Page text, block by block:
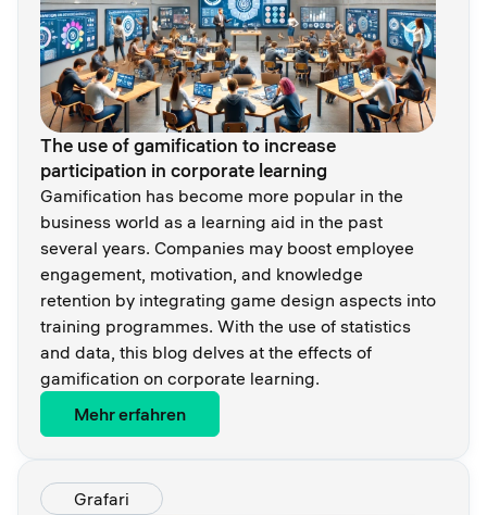
The use of gamification to increase
participation in corporate learning
Gamification has become more popular in the
business world as a learning aid in the past
several years. Companies may boost employee
engagement, motivation, and knowledge
retention by integrating game design aspects into
training programmes. With the use of statistics
and data, this blog delves at the effects of
gamification on corporate learning.
Mehr erfahren
Grafari